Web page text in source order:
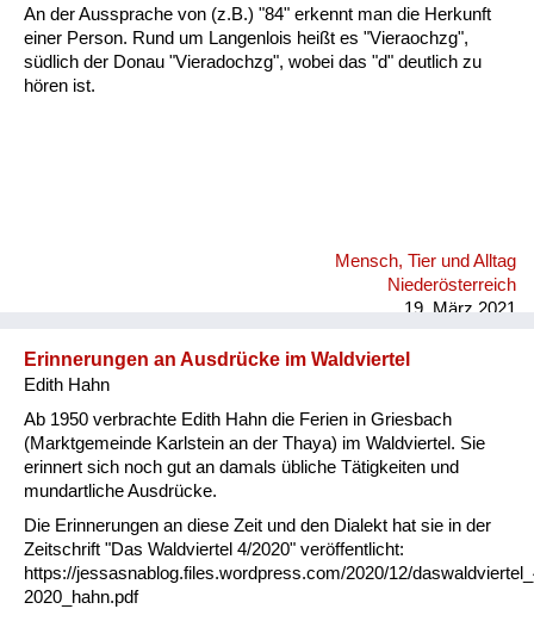
An der Aussprache von (z.B.) "84" erkennt man die Herkunft
einer Person. Rund um Langenlois heißt es "Vieraochzg",
südlich der Donau "Vieradochzg", wobei das "d" deutlich zu
hören ist.
Mensch, Tier und Alltag
Niederösterreich
19. März 2021
Erinnerungen an Ausdrücke im Waldviertel
Edith Hahn
Ab 1950 verbrachte Edith Hahn die Ferien in Griesbach
(Marktgemeinde Karlstein an der Thaya) im Waldviertel. Sie
erinnert sich noch gut an damals übliche Tätigkeiten und
mundartliche Ausdrücke.
Die Erinnerungen an diese Zeit und den Dialekt hat sie in der
Zeitschrift "Das Waldviertel 4/2020" veröffentlicht:
https://jessasnablog.files.wordpress.com/2020/12/
2020_hahn.pdf